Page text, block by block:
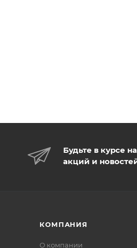
Будьте в курсе
акций и
КОМПАНИЯ
О компании